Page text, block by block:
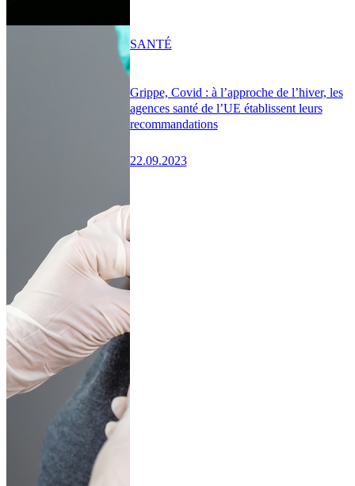
Grippe, Covid : à l’approche de l’hiver, les
agences santé de l’UE établissent leurs
recommandations
22.09.2023
SANTÉ